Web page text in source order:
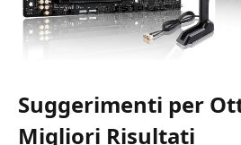
Suggerimenti per
Migliori Risultati